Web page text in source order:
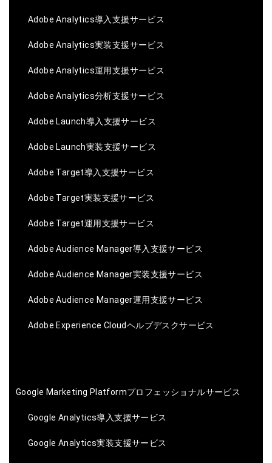
Adobe Analytics導入支援サービス
Adobe Analytics実装支援サービス
Adobe Analytics運用支援サービス
Adobe Analytics分析支援サービス
Adobe Launch導入支援サービス
Adobe Launch実装支援サービス
Adobe Target導入支援サービス
Adobe Target実装支援サービス
Adobe Target運用支援サービス
Adobe Audience Manager導入支援サービス
Adobe Audience Manager実装支援サービス
Adobe Audience Manager運用支援サービス
Adobe Experience Cloudヘルプデスクサービス
Google Marketing Platformプロフェッショナルサービス
Google Analytics導入支援サービス
Google Analytics実装支援サービス